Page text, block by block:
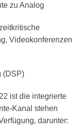
zu Analog
Videokonferenzen
(DSP)
ist die integrierte
Kanal stehen
darunter: